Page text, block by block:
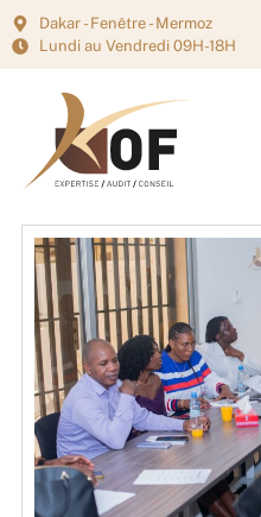
Dakar - Fenêtre - Mermoz
Lundi au Vendredi 09H-18H